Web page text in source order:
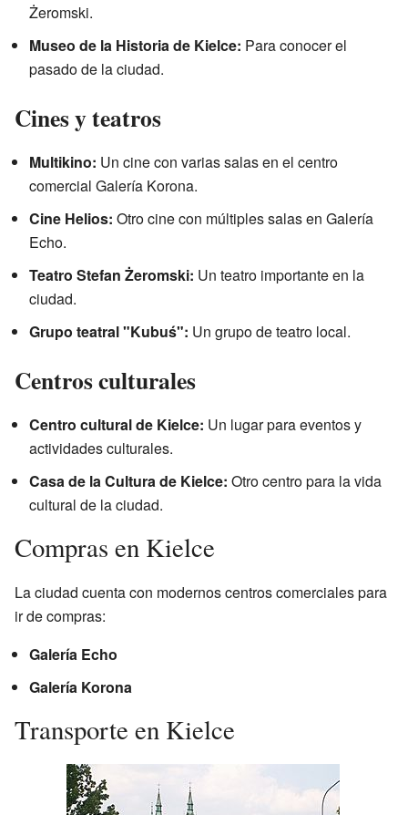
Żeromski.
Museo de la Historia de Kielce: Para conocer el
pasado de la ciudad.
Cines y teatros
Multikino: Un cine con varias salas en el centro
comercial Galería Korona.
Cine Helios: Otro cine con múltiples salas en Galería
Echo.
Teatro Stefan Żeromski: Un teatro importante en la
ciudad.
Grupo teatral "Kubuś": Un grupo de teatro local.
Centros culturales
Centro cultural de Kielce: Un lugar para eventos y
actividades culturales.
Casa de la Cultura de Kielce: Otro centro para la vida
cultural de la ciudad.
Compras en Kielce
La ciudad cuenta con modernos centros comerciales para
ir de compras:
Galería Echo
Galería Korona
Transporte en Kielce